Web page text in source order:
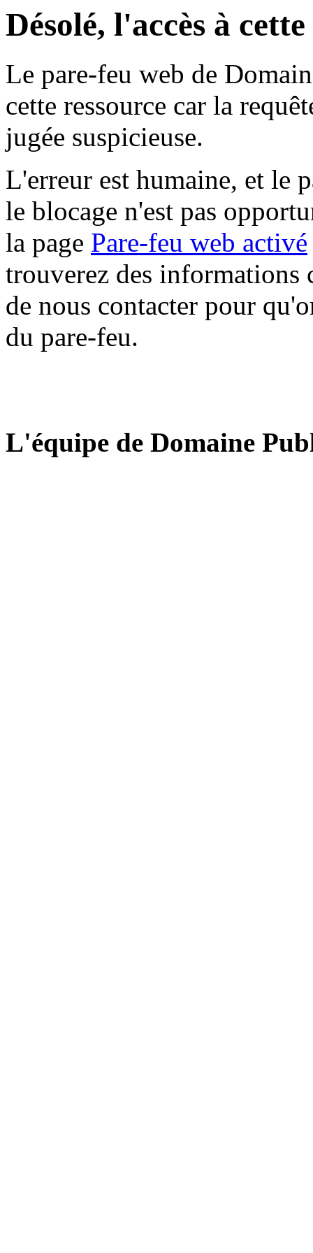
Désolé, l'accès à
Le pare-feu web de
cette ressource car la
jugée suspicieuse.
L'erreur est humaine, et le
le blocage n'est pas
la page Pare-feu web activé
trouverez des informations
de nous contacter pour
du pare-feu.
L'équipe de Domaine